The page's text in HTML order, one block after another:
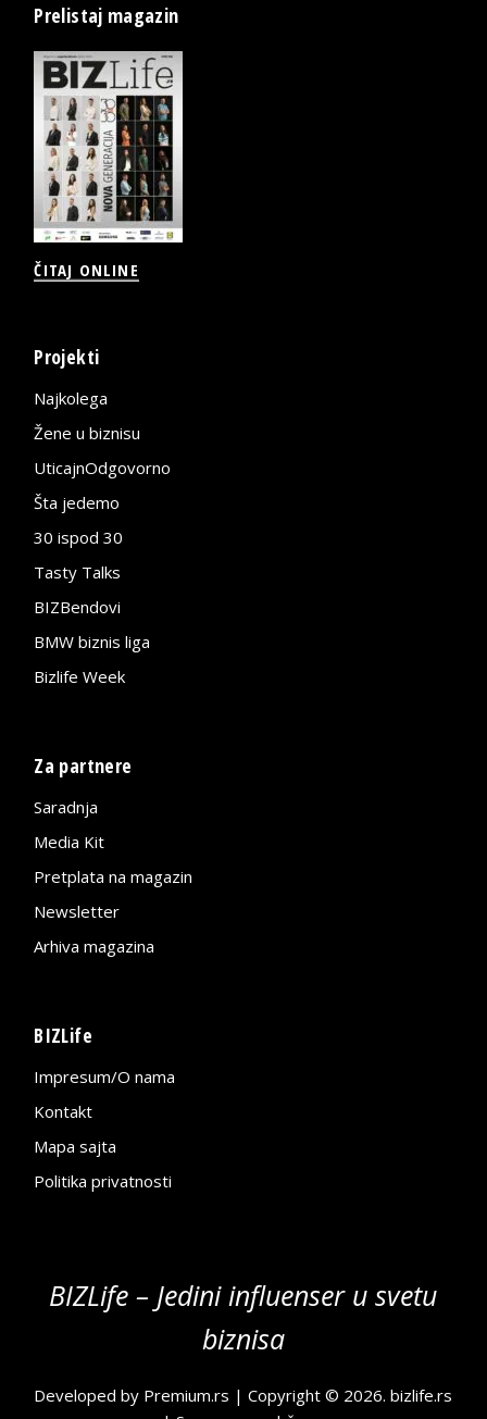
Prelistaj magazin
ČITAJ ONLINE
Projekti
Najkolega
Žene u biznisu
UticajnOdgovorno
Šta jedemo
30 ispod 30
Tasty Talks
BIZBendovi
BMW biznis liga
Bizlife Week
Za partnere
Saradnja
Media Kit
Pretplata na magazin
Newsletter
Arhiva magazina
BIZLife
Impresum/O nama
Kontakt
Mapa sajta
Politika privatnosti
BIZLife – Jedini influenser u svetu
biznisa
Developed by Premium.rs | Copyright © 2026.bizlife.rs